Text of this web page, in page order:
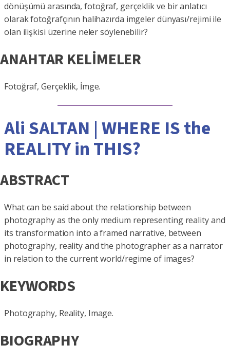
dönüşümü arasında, fotoğraf, gerçeklik ve bir anlatıcı
olarak fotoğrafçının halihazırda imgeler dünyası/rejimi ile
olan ilişkisi üzerine neler söylenebilir?
ANAHTAR KELİMELER
Fotoğraf, Gerçeklik, İmge.
Ali SALTAN | WHERE IS the
REALITY in THIS?
ABSTRACT
What can be said about the relationship between
photography as the only medium representing reality and
its transformation into a framed narrative, between
photography, reality and the photographer as a narrator
in relation to the current world/regime of images?
KEYWORDS
Photography, Reality, Image.
BIOGRAPHY